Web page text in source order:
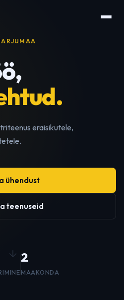
eraisikutele,
ühendust
teenuseid
2
MAAKONDA